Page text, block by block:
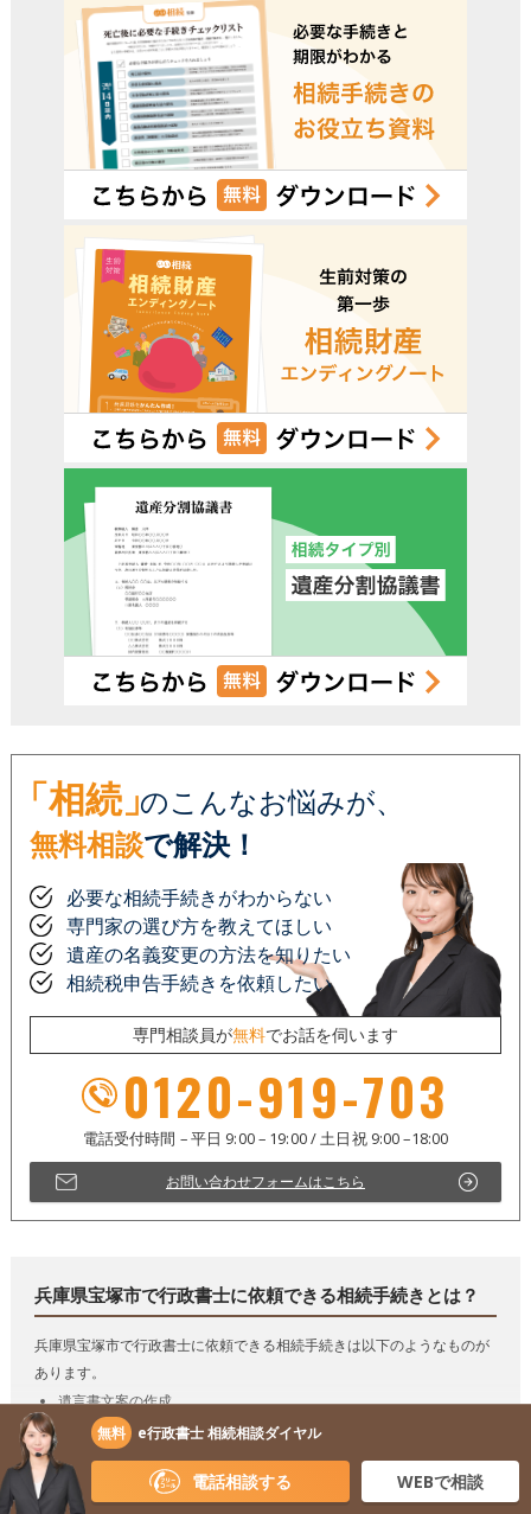
電話受付時間 – 平日 9:00 – 19:00 / 土日祝 9:00 –18:00
「相続」のこんなお悩みが、
無料相談で解決！
必要な相続手続きがわからない
専門家の選び方を教えてほしい
遺産の名義変更の方法を知りたい
相続税申告手続きを依頼したい
専門相談員が無料でお話を伺います
0120-919-703
お問い合わせフォームはこちら
兵庫県宝塚市で行政書士に依頼できる相続手続きとは？
兵庫県宝塚市で行政書士に依頼できる相続手続きは以下のようなものが
あります。
遺言書文案の作成
公正証書遺言の作成手続き
相続人調査
法定相続情報一覧図・相続情報関係図の作成、法定相続情報証明制
度の利用申出手続き
相続財産調査、財産目録の作成
無料 e行政書士 相続相談ダイヤル
電話相談する WEBで相談